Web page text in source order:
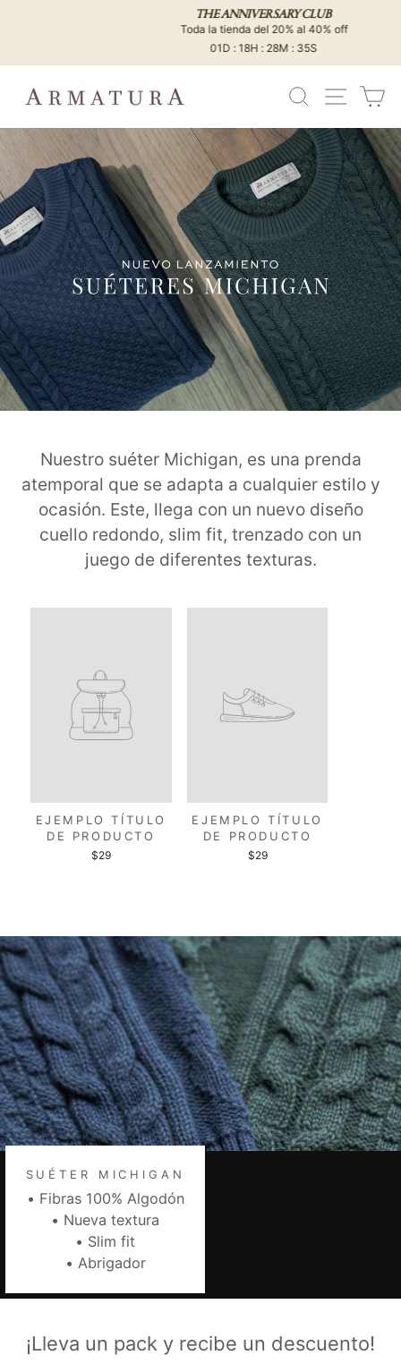
contenido
diapositivas
pausa
THE ANNIVERSARY CLUB
Toda la tienda del 20% al 40% off
01D : 18H : 28M : 34S
BUSCAR
Nuestro suéter Michigan, es una prenda
atemporal que se adapta a cualquier estilo y
ocasión. Este, llega con un nuevo diseño
cuello redondo, slim fit, trenzado con un
juego de diferentes texturas.
EJEMPLO TÍTULO
DE PRODUCTO
$29
EJEMPLO TÍTULO
DE PRODUCTO
$29
SUÉTER MICHIGAN
• Fibras 100% Algodón
• Nueva textura
• Slim fit
• Abrigador
¡Lleva un pack y recibe un descuento!